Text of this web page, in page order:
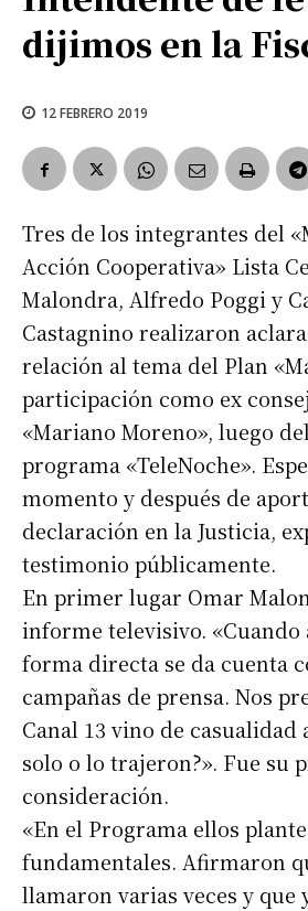
dijimos en la
12 FEBRERO 2019
Tres de los integrantes del
Acción Cooperativa» Lista
Malondra, Alfredo Poggi y
Castagnino realizaron
relación al tema del Plan
participación como ex
«Mariano Moreno», luego
programa «TeleNoche».
momento y después de
declaración en la Justicia,
testimonio públicamente.
En primer lugar Omar
informe televisivo. «Cuando
forma directa se da cuenta
campañas de prensa. Nos
Canal 13 vino de casualidad
solo o lo trajeron?». Fue su
consideración.
«En el Programa ellos
fundamentales. Afirmaron
llamaron varias veces y que